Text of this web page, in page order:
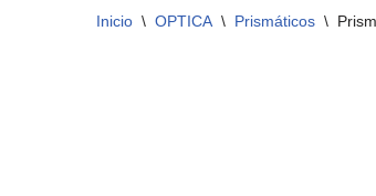
Inicio \ OPTICA \ Prismáticos \